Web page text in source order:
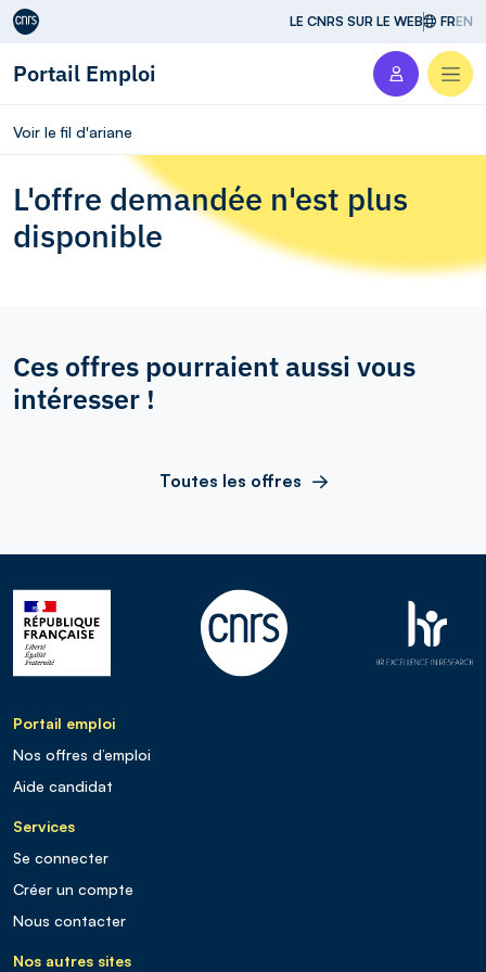
Aller au contenu LE CNRS SUR LE WEB FREN
Portail Emploi
Voir le fil d'ariane
L'offre demandée n'est plus
disponible
Ces offres pourraient aussi vous
intéresser !
Toutes les offres
Portail emploi
Nos offres d’emploi
Aide candidat
Services
Se connecter
Créer un compte
Nous contacter
Nos autres sites